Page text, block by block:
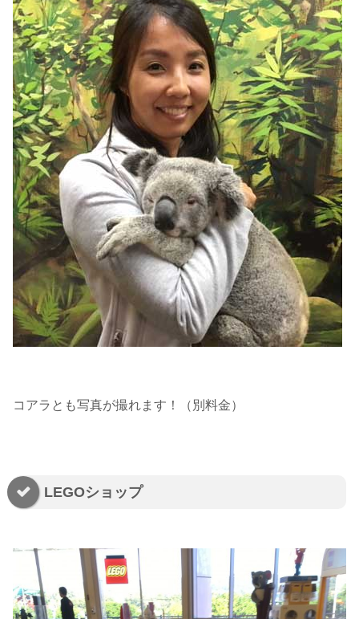
コアラとも写真が撮れます！（別料金）
LEGOショップ